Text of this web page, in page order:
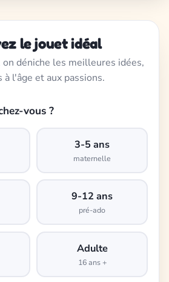
le jouet idéal
on déniche les meilleures idées,
à l'âge et aux passions.
vous ?
3-5 ans
maternelle
9-12 ans
pré-ado
Adulte
16 ans +